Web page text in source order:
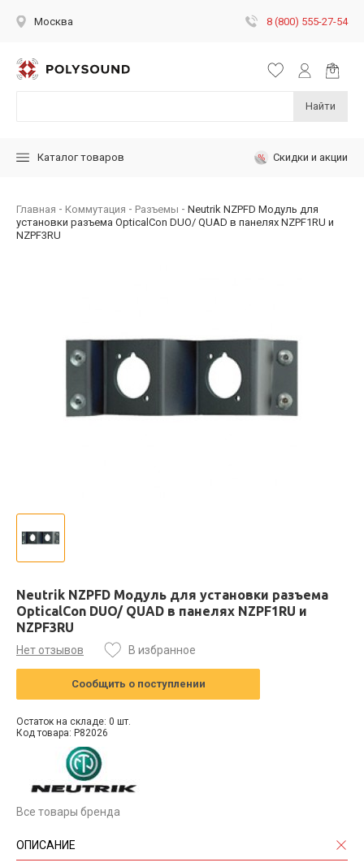
Москва 8 (800) 555-27-54
Найти
Каталог товаров Скидки и акции
Главная Коммутация Разъемы
Neutrik NZPFD Модуль для
установки разъема OpticalCon DUO/ QUAD в панелях NZPF1RU и
NZPF3RU
Neutrik NZPFD Модуль для установки разъема
OpticalCon DUO/ QUAD в панелях NZPF1RU и
NZPF3RU
Нет отзывов В избранное
Сообщить о поступлении
Остаток на складе: 0 шт.
Код товара: P82026
Все товары бренда
ОПИСАНИЕ